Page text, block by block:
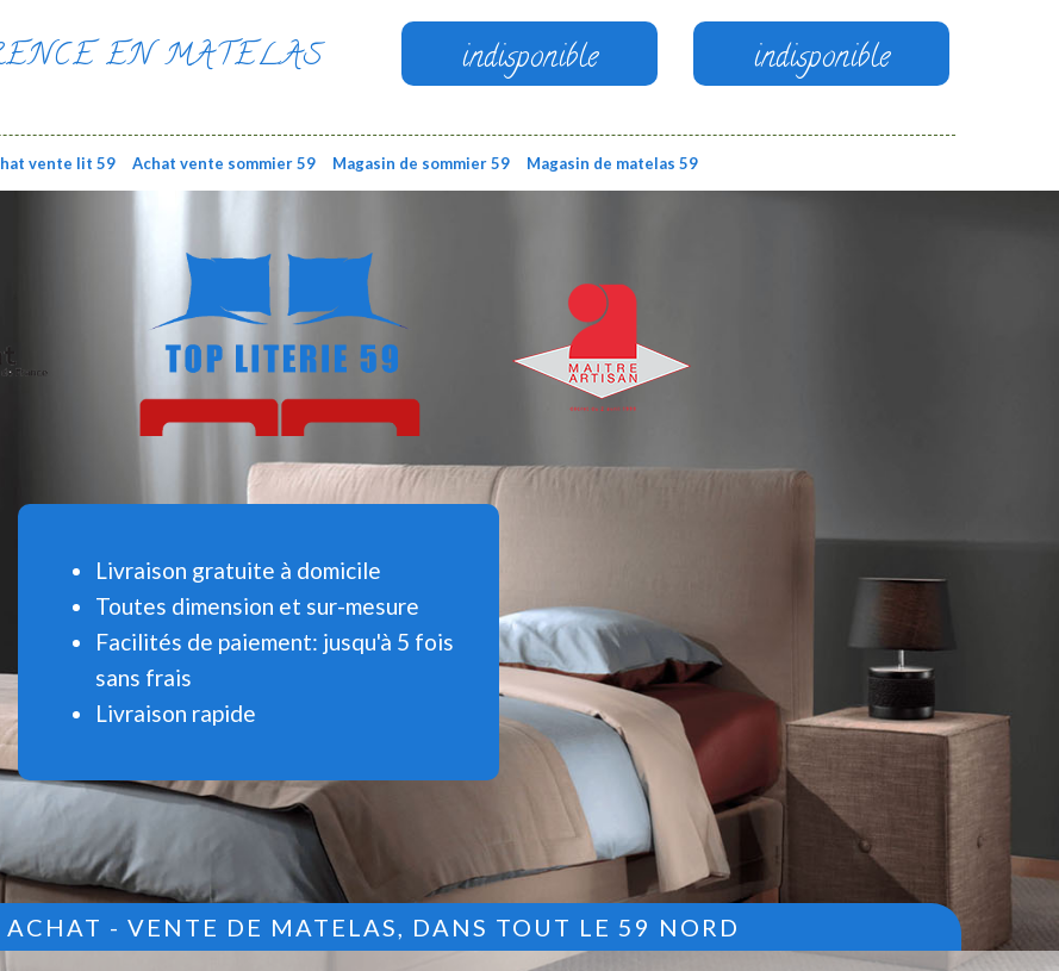
EN MATELAS indisponible indisponible
vente lit 59 Achat vente sommier 59 Magasin de sommier 59 Magasin de matelas 59
Livraison gratuite à domicile
Toutes dimension et sur-mesure
Facilités de paiement: jusqu'à 5 fois
sans frais
Livraison rapide
ACHAT - VENTE DE MATELAS, DANS TOUT LE 59 NORD